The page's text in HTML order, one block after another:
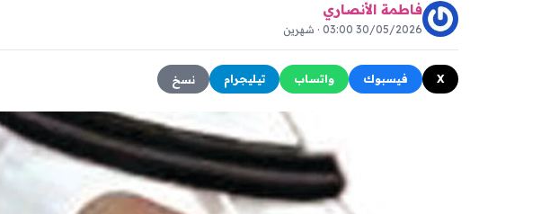
فاطمة الأنصاري
30/05/2026 03:00 · شهرين
X فيسبوك واتساب تيليجرام نسخ